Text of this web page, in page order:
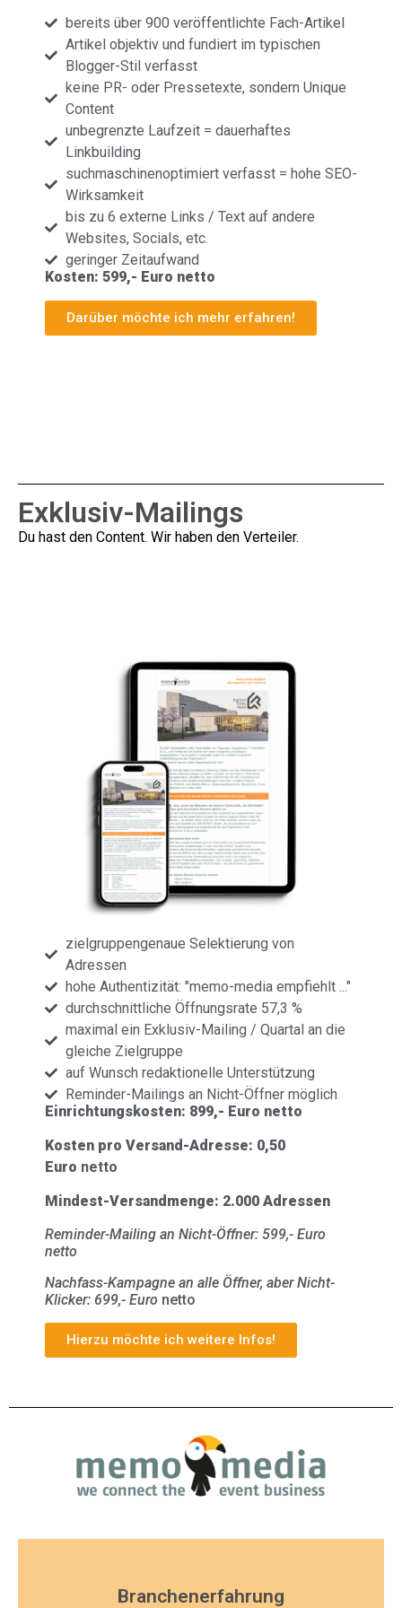
bereits über 900 veröffentlichte Fach-Artikel
Artikel objektiv und fundiert im typischen
Blogger-Stil verfasst
keine PR- oder Pressetexte, sondern Unique
Content
unbegrenzte Laufzeit = dauerhaftes
Linkbuilding
suchmaschinenoptimiert verfasst = hohe SEO-
Wirksamkeit
bis zu 6 externe Links / Text auf andere
Websites, Socials, etc.
geringer Zeitaufwand
Kosten: 599,- Euro netto
Darüber möchte ich mehr erfahren!
Exklusiv-Mailings
Du hast den Content. Wir haben den Verteiler.
zielgruppengenaue Selektierung von
Adressen
hohe Authentizität: "memo-media empfiehlt ..."
durchschnittliche Öffnungsrate 57,3 %
maximal ein Exklusiv-Mailing / Quartal an die
gleiche Zielgruppe
auf Wunsch redaktionelle Unterstützung
Reminder-Mailings an Nicht-Öffner möglich
Einrichtungskosten: 899,- Euro netto
Kosten pro Versand-Adresse: 0,50
Euro netto
Mindest-Versandmenge: 2.000 Adressen
Reminder-Mailing an Nicht-Öffner: 599,- Euro
netto
Nachfass-Kampagne an alle Öffner, aber Nicht-
Klicker: 699,- Euro netto
Hierzu möchte ich weitere Infos!
Branchenerfahrung